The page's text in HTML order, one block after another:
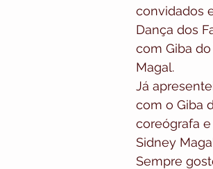
convidados
Dança dos
com Giba
Magal.
Já
com o Giba
coreógrafa
Sidney
Sempre